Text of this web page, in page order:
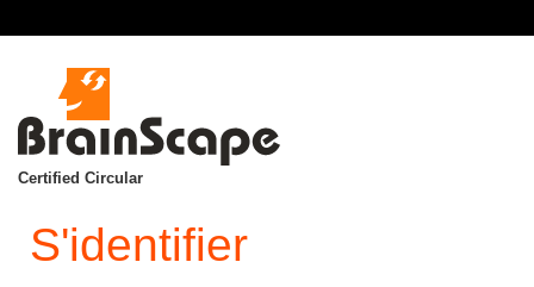
Certified Circular
S'identifier